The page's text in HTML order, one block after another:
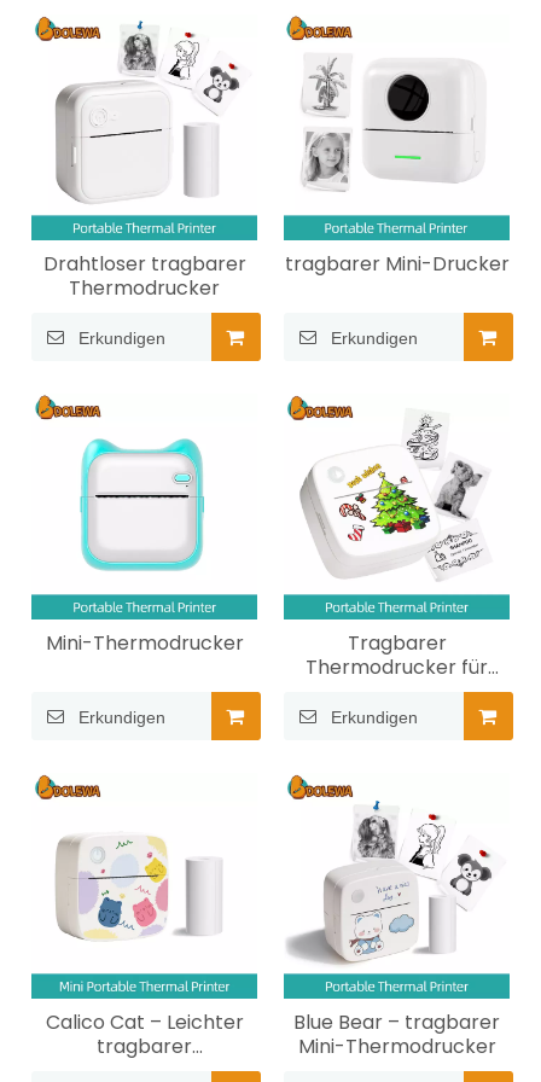
Markieren von Gegenständen auf Reisen oder zum
Basteln personalisierter Geschenke. Die
verwendete Thermotechnologie sorgt für wisch-
und tintenfreie Ausdrucke und macht sie sowohl
umweltfreundlich als auch kostengünstig. Diese
Drucker sind nach FCC, CCC, CE, Rohs und IC
zertifiziert und garantieren so hohe Qualität und
Sicherheit.
Drahtloser tragbarer
Thermodrucker
Erkundigen
tragbarer Mini-Drucker
Erkundigen
Mini-Thermodrucker
Erkundigen
Tragbarer
Thermodrucker für
Weihnachtsetiketten
Erkundigen
Calico Cat – Leichter
tragbarer
Thermodrucker
Blue Bear – tragbarer
Mini-Thermodrucker